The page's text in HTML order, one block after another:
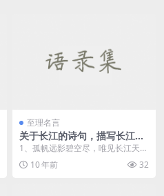
至理名言
关于长江的诗句，描写长江的
诗句
1、孤帆远影碧空尽，唯见长江天际
流。——李白《黄鹤楼送孟...
10 年前 32